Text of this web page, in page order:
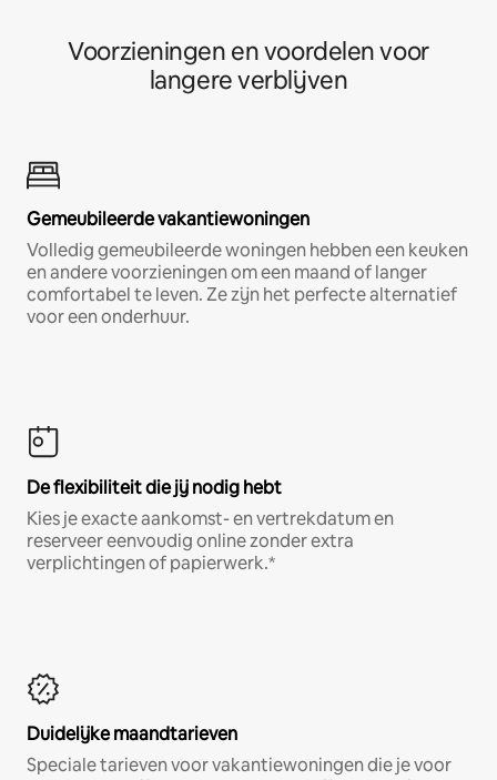
Voorzieningen en voordelen voor
langere verblijven
Gemeubileerde vakantiewoningen
Volledig gemeubileerde woningen hebben een keuken
en andere voorzieningen om een maand of langer
comfortabel te leven. Ze zijn het perfecte alternatief
voor een onderhuur.
De flexibiliteit die jij nodig hebt
Kies je exacte aankomst- en vertrekdatum en
reserveer eenvoudig online zonder extra
verplichtingen of papierwerk.*
Duidelijke maandtarieven
Speciale tarieven voor vakantiewoningen die je voor